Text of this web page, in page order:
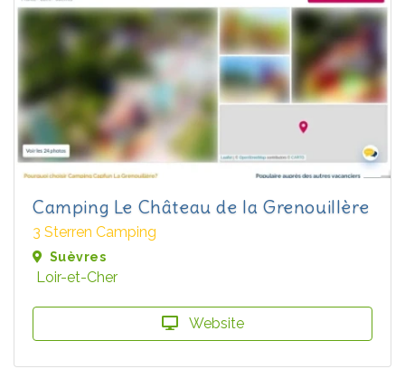
Camping Le Château de la Grenouillère
3 Sterren Camping
Suèvres
Loir-et-Cher
Website